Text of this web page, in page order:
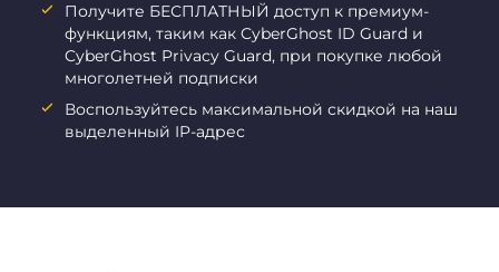
Получите БЕСПЛАТНЫЙ доступ к премиум-
функциям, таким как CyberGhost ID Guard и
CyberGhost Privacy Guard, при покупке любой
многолетней подписки
Воспользуйтесь максимальной скидкой на наш
выделенный IP-адрес